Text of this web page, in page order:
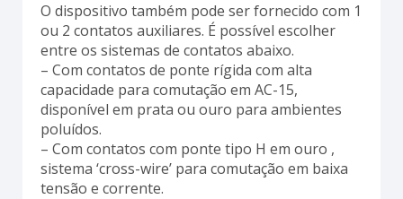
O dispositivo também pode ser fornecido com 1
ou 2 contatos auxiliares. É possível escolher
entre os sistemas de contatos abaixo.
– Com contatos de ponte rígida com alta
capacidade para comutação em AC-15,
disponível em prata ou ouro para ambientes
poluídos.
– Com contatos com ponte tipo H em ouro ,
sistema ‘cross-wire’ para comutação em baixa
tensão e corrente.